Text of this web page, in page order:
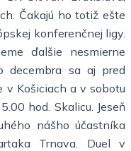
Čakajú ho totiž ešte
konferenčnej ligy.
ďalšie nesmierne
decembra sa aj pred
v Košiciach a v sobotu
hod. Skalicu. Jeseň
nášho účastníka
Trnava. Duel v